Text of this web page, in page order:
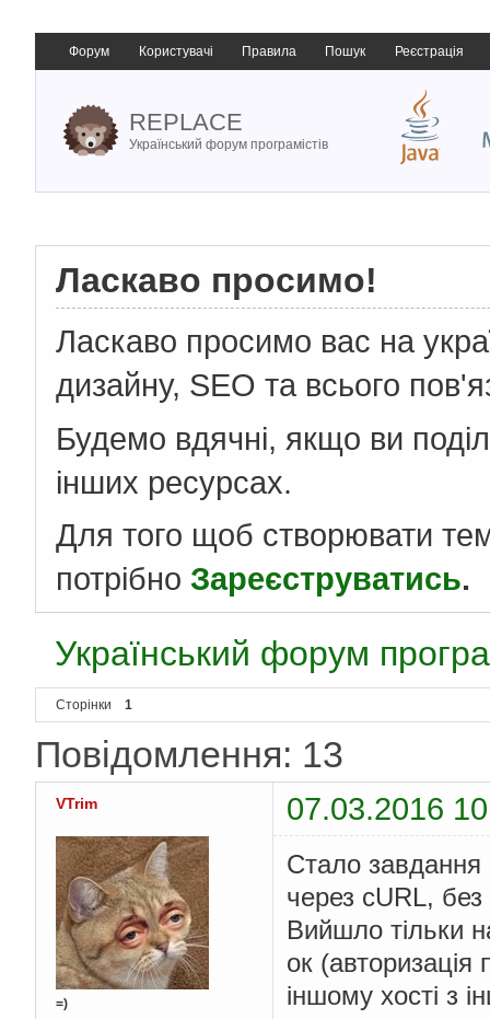
Форум Користувачі Правила Пошук Реєстрація
REPLACE
Український форум програмістів
Ласкаво просимо!
Ласкаво просимо вас на
дизайну, SEO та всього
Будемо вдячні, якщо ви
інших ресурсах.
Для того щоб створювати
потрібно Зареєструватись.
Український форум
Сторінки 1
Повідомлення: 13
VTrim 07.03.2016
=)
Стало завдання
через cURL,
Вийшло тільки
ок
іншому хості з